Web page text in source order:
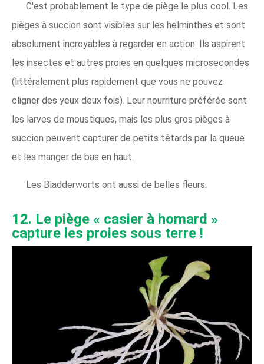
C'est probablement le type de piège le plus cool. Les
pièges à succion sont visibles sur les helminthes et sont
absolument incroyables à regarder en action. Ils aspirent
les insectes et autres proies en quelques microsecondes
(littéralement plus rapidement que vous ne pouvez
cligner des yeux deux fois). Leur nourriture préférée sont
les larves de moustiques, mais les plus gros pièges à
succion peuvent capturer de petits têtards par la queue
et les manger de bas en haut.
Les Bladderworts ont aussi de belles fleurs.
12. Le piège « casier à homard »
capture les proies sous terre !